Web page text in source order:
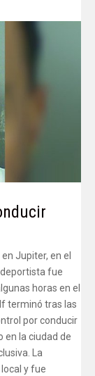
Jupiter, en el
fue
horas en el
terminó tras las
por conducir
en la ciudad de
La
y fue